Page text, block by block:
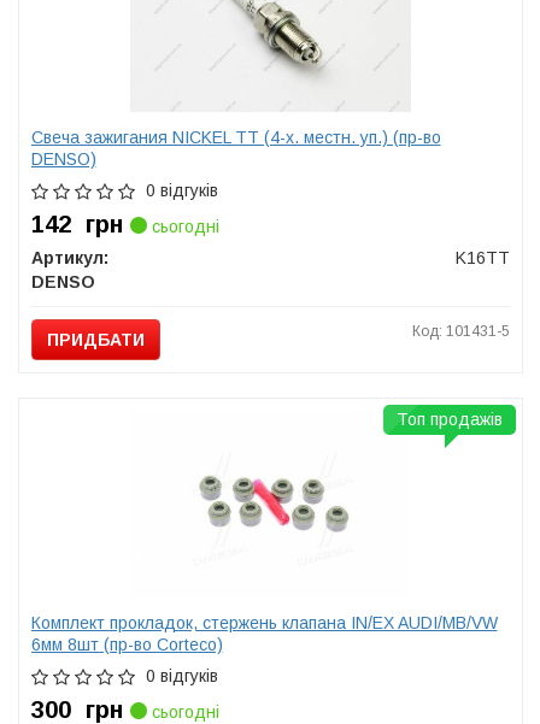
Свеча зажигания NICKEL TT (4-х. местн. уп.) (пр-во
DENSO)
0 відгуків
142 грн
сьогодні
Артикул:
K16TT
DENSO
ПРИДБАТИ Код: 101431-5
Комплект прокладок, стержень клапана IN/EX AUDI/MB/VW
6мм 8шт (пр-во Corteco)
0 відгуків
300 грн
сьогодні
Топ продажів